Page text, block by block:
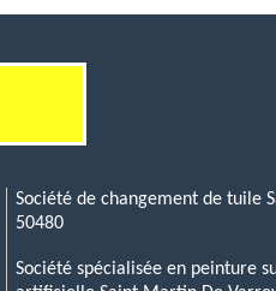
Société de changement de tuile
50480
Société spécialisée en peinture